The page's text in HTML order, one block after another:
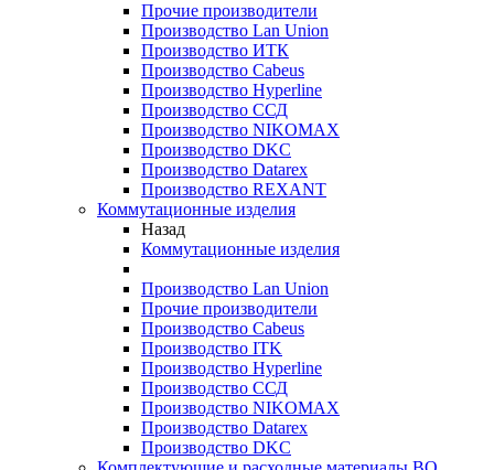
Прочие производители
Производство Lan Union
Производство ИТК
Производство Cabeus
Производство Hyperline
Производство ССД
Производство NIKOMAX
Производство DKC
Производство Datarex
Производство REXANT
Коммутационные изделия
Назад
Коммутационные изделия
Производство Lan Union
Прочие производители
Производство Cabeus
Производство ITK
Производство Hyperline
Производство ССД
Производство NIKOMAX
Производство Datarex
Производство DKC